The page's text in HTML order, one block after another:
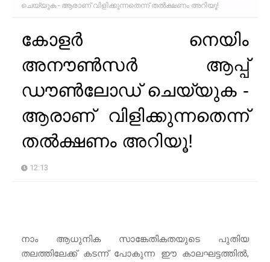
ചെയ്യുക - ആരാണ് വിളിക്കുന്നതെന്ന് തൽക്ഷണം അറിയൂ!
കോളർ നെയിം
അനൗൺസർ ആപ്പ്
ഡൗൺലോഡ് ചെയ്യുക -
ആരാണ് വിളിക്കുന്നതെന്ന്
തൽക്ഷണം അറിയൂ!
12:13
നാം ആധുനിക സാങ്കേതികതയുടെ പുതിയ
തലത്തിലേക്ക് കടന്ന് പോകുന്ന ഈ കാലഘട്ടത്തിൽ,